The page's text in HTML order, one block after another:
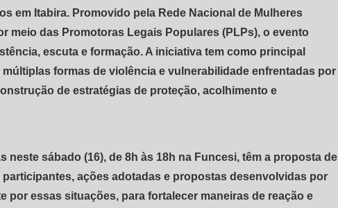
em Itabira. Promovido pela Rede Nacional de Mulheres
meio das Promotoras Legais Populares (PLPs), o evento
escuta e formação. A iniciativa tem como principal
formas de violência e vulnerabilidade enfrentadas por
de estratégias de proteção, acolhimento e
neste sábado (16), de 8h às 18h na Funcesi, têm a proposta de
ações adotadas e propostas desenvolvidas por
por essas situações, para fortalecer maneiras de reação e